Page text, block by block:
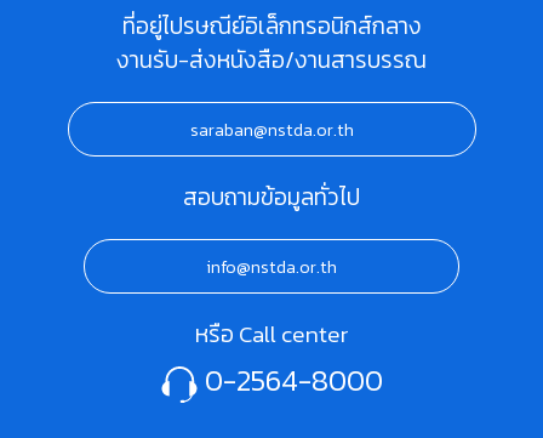
ที่อยู่ไปรษณีย์อิเล็กทรอนิกส์กลาง
งานรับ-ส่งหนังสือ/งานสารบรรณ
saraban@nstda.or.th
สอบถามข้อมูลทั่วไป
info@nstda.or.th
หรือ Call center
0-2564-8000